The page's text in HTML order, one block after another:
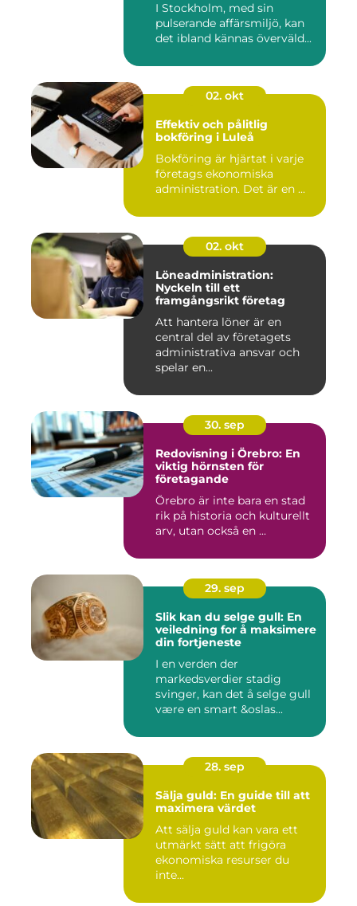
personlig service
I Stockholm, med sin
pulserande affärsmiljö, kan
det ibland kännas överväld...
02. okt
Effektiv och pålitlig
bokföring i Luleå
Bokföring är hjärtat i varje
företags ekonomiska
administration. Det är en ...
02. okt
Löneadministration:
Nyckeln till ett
framgångsrikt företag
Att hantera löner är en
central del av företagets
administrativa ansvar och
spelar en...
30. sep
Redovisning i Örebro: En
viktig hörnsten för
företagande
Örebro är inte bara en stad
rik på historia och kulturellt
arv, utan också en ...
29. sep
Slik kan du selge gull: En
veiledning for å maksimere
din fortjeneste
I en verden der
markedsverdier stadig
svinger, kan det å selge gull
være en smart &oslas...
28. sep
Sälja guld: En guide till att
maximera värdet
Att sälja guld kan vara ett
utmärkt sätt att frigöra
ekonomiska resurser du
inte...